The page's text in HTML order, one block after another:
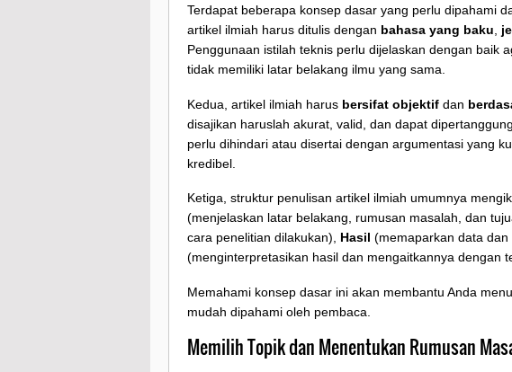
Terdapat beberapa konsep dasar yang perlu dipahami
artikel ilmiah harus ditulis dengan bahasa yang baku
Penggunaan istilah teknis perlu dijelaskan dengan baik
tidak memiliki latar belakang ilmu yang sama.
Kedua, artikel ilmiah harus bersifat objektif dan
disajikan haruslah akurat, valid, dan dapat
perlu dihindari atau disertai dengan argumentasi yang
kredibel.
Ketiga, struktur penulisan artikel ilmiah umumnya
(menjelaskan latar belakang, rumusan masalah, dan
cara penelitian dilakukan), Hasil (memaparkan data
(menginterpretasikan hasil dan mengaitkannya dengan
Memahami konsep dasar ini akan membantu Anda
mudah dipahami oleh pembaca.
Memilih Topik dan Menentukan Rumusan